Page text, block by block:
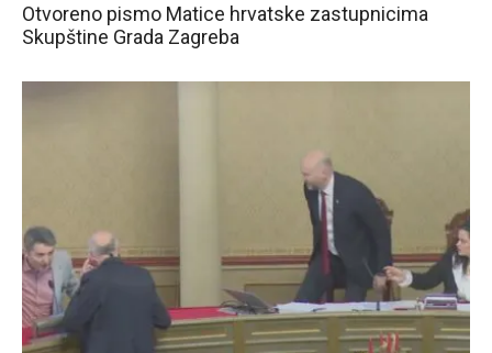
Otvoreno pismo Matice hrvatske zastupnicima
Skupštine Grada Zagreba